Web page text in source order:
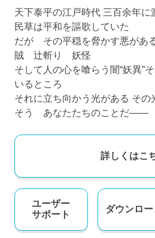
天下泰平の江戸時代 三百余年に
民草は平和を謳歌していた
だが その平穏を脅かす悪が
賊 辻斬り 妖怪
そして人の心を喰らう闇“妖異”
いるところ
それに立ち向かう光がある その
そう あなたたちのことだ――
詳しくはこ
ユーザー
サポート
ダウンロー